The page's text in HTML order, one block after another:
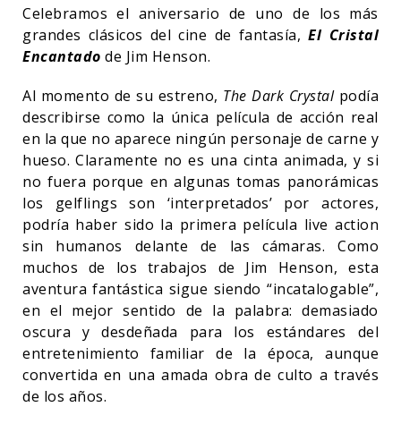
Celebramos el aniversario de uno de los más
grandes clásicos del cine de fantasía,El Cristal
Encantado de Jim Henson.
Al momento de su estreno, The Dark Crystalpodía
describirse como la única película de acción real
en la que no aparece ningún personaje de carne y
hueso. Claramente no es una cinta animada, y si
no fuera porque en algunas tomas panorámicas
los gelflings son ‘interpretados’ por actores,
podría haber sido la primera película live action
sin humanos delante de las cámaras. Como
muchos de los trabajos de Jim Henson, esta
aventura fantástica sigue siendo “incatalogable”,
en el mejor sentido de la palabra: demasiado
oscura y desdeñada para los estándares del
entretenimiento familiar de la época, aunque
convertida en una amada obra de culto a través
de los años.